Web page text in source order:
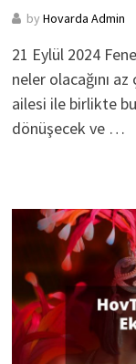
by Hovarda Admin
21 Eylül 2024
neler olacağını
ailesi ile birlikte
dönüşecek ve …